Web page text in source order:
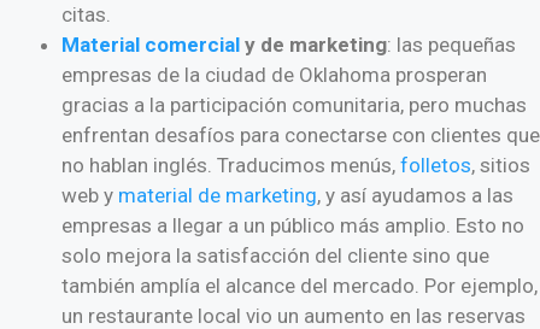
citas.
Material comercial y de marketing: las pequeñas
empresas de la ciudad de Oklahoma prosperan
gracias a la participación comunitaria, pero muchas
enfrentan desafíos para conectarse con clientes que
no hablan inglés. Traducimos menús, folletos, sitios
web y material de marketing, y así ayudamos a las
empresas a llegar a un público más amplio. Esto no
solo mejora la satisfacción del cliente sino que
también amplía el alcance del mercado. Por ejemplo,
un restaurante local vio un aumento en las reservas